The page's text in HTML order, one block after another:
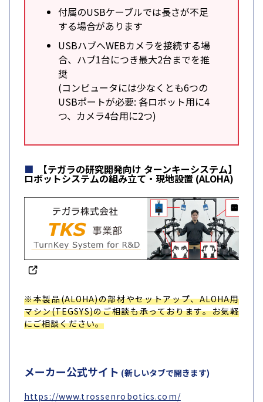
付属のUSBケーブルでは長さが不足
する場合があります
USBハブへWEBカメラを接続する場
合、ハブ1台につき最大2台までを推
奨
(コンピュータには少なくとも6つの
USBポートが必要: 各ロボット用に4
つ、カメラ4台用に2つ)
【テガラの研究開発向け ターンキーシステム】
ロボットシステムの組み立て・現地設置 (ALOHA)
※本製品(ALOHA)の部材やセットアップ、ALOHA用
マシン(TEGSYS)のご相談も承っております。お気軽
にご相談ください。
メーカー公式サイト (新しいタブで開きます)
https://www.trossenrobotics.com/